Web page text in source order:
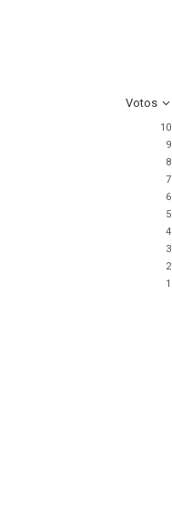
Votos
10
9
8
7
6
5
4
3
2
1